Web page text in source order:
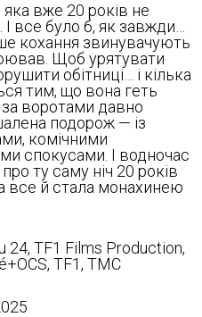
вже 20 років не
все було б, як завжди…
кохання звинувачують
Щоб урятувати
обітниці… і кілька
тим, що вона геть
за воротами давно
подорож — із
комічними
спокусами. І водночас
ту саму ніч 20 років
все й стала монахинею
24, TF1 Films Production,
TF1, TMC